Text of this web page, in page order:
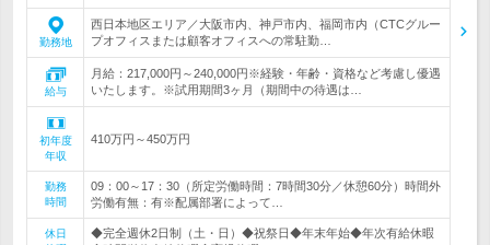
勤務地
西日本地区エリア／大阪市内、神戸市内、福岡市内（CTCグルー
プオフィスまたは顧客オフィスへの常駐勤…
給与
月給：217,000円～240,000円※経験・年齢・資格など考慮し優遇
いたします。※試用期間3ヶ月（期間中の待遇は…
初年度
年収
410万円～450万円
勤務
時間
09：00～17：30（所定労働時間：7時間30分／休憩60分）時間外
労働有無：有※配属部署によって…
休日
◆完全週休2日制（土・日）◆祝祭日◆年末年始◆年次有給休暇